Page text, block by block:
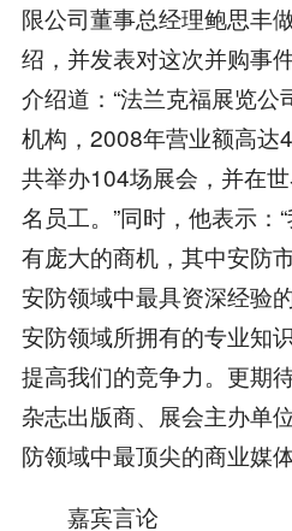
限公司董事总经理鲍思丰
绍，并发表对这次并购事
介绍道：“法兰克福展览
机构，2008年营业额高达
共举办104场展会，并在
名员工。”同时，他表示：
有庞大的商机，其中安防
安防领域中最具资深经验
安防领域所拥有的专业知
提高我们的竞争力。更
杂志出版商、展会主办单
防领域中最顶尖的商业媒
嘉宾言论